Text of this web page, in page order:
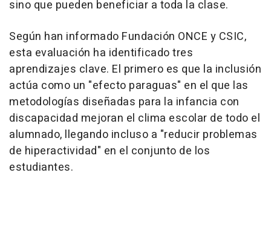
sino que pueden beneficiar a toda la clase.
Según han informado Fundación ONCE y CSIC,
esta evaluación ha identificado tres
aprendizajes clave. El primero es que la inclusión
actúa como un "efecto paraguas" en el que las
metodologías diseñadas para la infancia con
discapacidad mejoran el clima escolar de todo el
alumnado, llegando incluso a "reducir problemas
de hiperactividad" en el conjunto de los
estudiantes.